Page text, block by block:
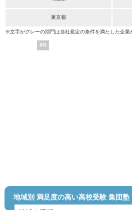
東京都
※文字がグレーの部門は当社規定の条件を満たした企業
PR
地域別 満足度の高い高校受験 集団塾